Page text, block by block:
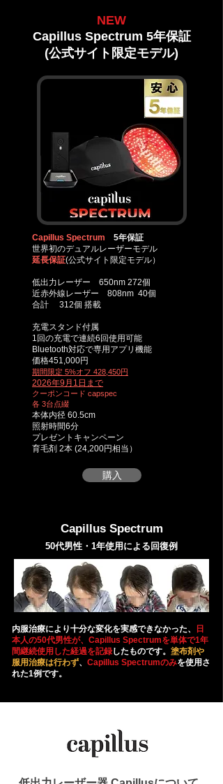
NEW
Capillus Spectrum 5年保証
(公式サイト限定モデル)
Capillus Spectrum 5年保証
世界初のデュアルレーザーモデル
延長保証(公式サイト限定モデル）
低出力レーザー 650nm 272個
近赤外線レーザー 808nm 40個
合計 312個 搭載
充電スタンド付属
1回の充電で連続6回使用可能
Bluetooth対応で専用アプリ機能
価格451,000円
​期間限定 5%オフ 428,450円
2026年9月1日まで
クーポンコード capspec
​各 3台点綴
​本体内径 60.5cm
照射時間6分
プレゼントキャンペーン
育毛剤 2本 (24,200円相当）
購入
Capillus Spectrum
50代男性・1年使用による回復例
内服治療により十分な変化を実感できなかった、
日
本人の50代男性が、Capillus Spectrumを単体で1年
間継続使用した経過を記録したものです。 塗布剤や
服用治療は行わず、 Capillus Spectrumのみを使用さ
れた1例です。